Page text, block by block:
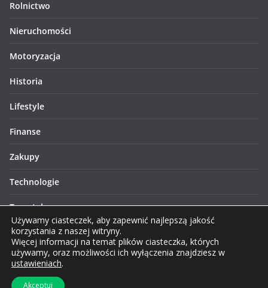
Rolnictwo
Nieruchomości
Motoryzacja
Historia
Lifestyle
Finanse
Zakupy
Technologie
Turystyka
Używamy ciasteczek, aby zapewnić najlepszą jakość
korzystania z naszej witryny.
Więcej informacji na temat plików ciasteczka, których
używamy, oraz możliwości ich wyłączenia znajdziesz w
ustawieniach.
Akceptuj